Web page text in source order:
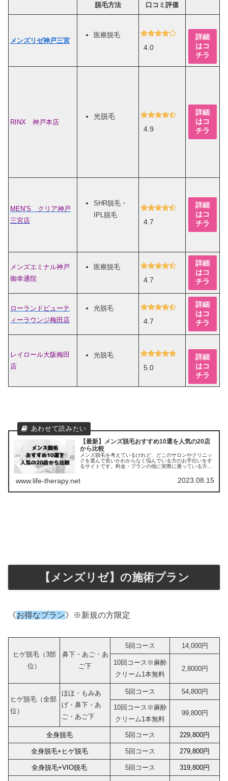
脱毛方法 口コミ評価
メンズリゼ神戸三宮
医療脱毛
4.0
詳細
はコ
チラ
RINX 神戸本店
光脱毛
4.9
詳細
はコ
チラ
MEN’S クリア神戸
三宮店
SHR脱毛・
IPL脱毛
4.7
詳細
はコ
チラ
メンズエミナル神戸
御幸通院
医療脱毛
4.7
詳細
はコ
チラ
ローランドビューテ
ィーラウンジ梅田店
光脱毛
4.7
詳細
はコ
チラ
レイロール大阪梅田
店
光脱毛
5.0
詳細
はコ
チラ
【最新】メンズ脱毛おすすめ10選を人気の20店
から比較
メンズ脱毛を考えているけれど、どこのサロンやクリニッ
クを選んで良いかわからなく悩んでいる方のお手伝いをす
るサイトです。料金・プランの他に実際に通っている方の
www.life-therapy.net 2023.08.15
【メンズリゼ】の施術プラン
《お得なプラン》※新規の方限定
ヒゲ脱毛（3部
位）
鼻下・あご・あ
ご下
5回コース 14,000円
10回コース※麻酔
クリーム1本無料
2,8000円
ヒゲ脱毛（全部
位）
ほほ・もみあ
げ・鼻下・あ
ご・あご下
5回コース 54,800円
10回コース※麻酔
クリーム1本無料
99,800円
全身脱毛 5回コース 229,800円
全身脱毛+ヒゲ脱毛 5回コース 279,800円
全身脱毛+VIO脱毛 5回コース 319,800円